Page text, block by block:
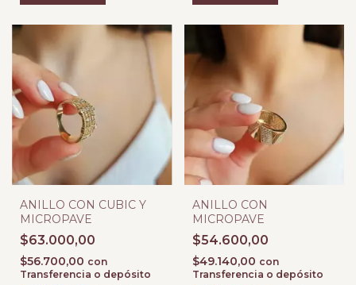
ANILLO CON CUBIC Y
MICROPAVE
$63.000,00
$56.700,00 con
Transferencia o depósito
ANILLO CON
MICROPAVE
$54.600,00
$49.140,00 con
Transferencia o depósito